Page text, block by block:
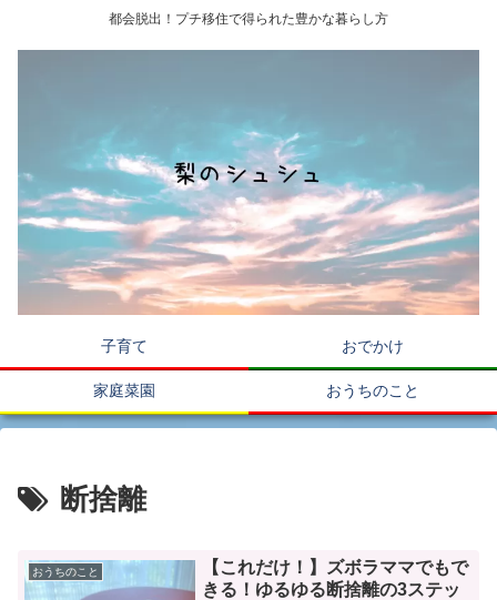
都会脱出！プチ移住で得られた豊かな暮らし方
子育て おでかけ
家庭菜園 おうちのこと
断捨離
おうちのこと
【これだけ！】ズボラママでもで
きる！ゆるゆる断捨離の3ステッ